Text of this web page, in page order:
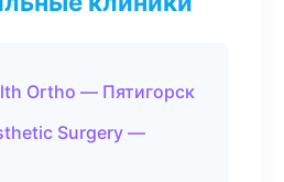
Ortho — Пятигорск
Surgery —